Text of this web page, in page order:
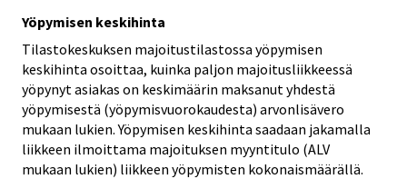
Yöpymisen keskihinta
Tilastokeskuksen majoitustilastossa yöpymisen
keskihinta osoittaa, kuinka paljon majoitusliikkeessä
yöpynyt asiakas on keskimäärin maksanut yhdestä
yöpymisestä (yöpymisvuorokaudesta) arvonlisävero
mukaan lukien. Yöpymisen keskihinta saadaan jakamalla
liikkeen ilmoittama majoituksen myyntitulo (ALV
mukaan lukien) liikkeen yöpymisten kokonaismäärällä.